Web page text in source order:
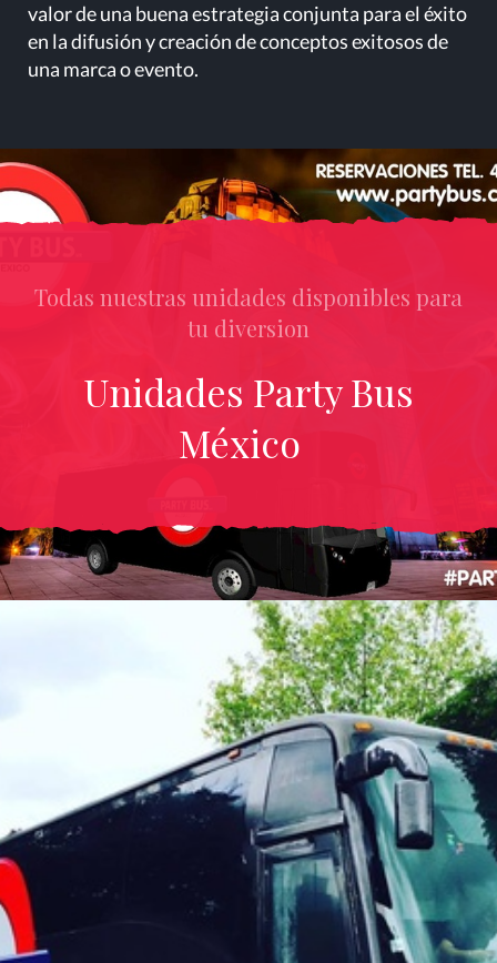
valor de una buena estrategia conjunta para el éxito
en la difusión y creación de conceptos exitosos de
una marca o evento.
Todas nuestras unidades disponibles para
tu diversion
Unidades Party Bus
México